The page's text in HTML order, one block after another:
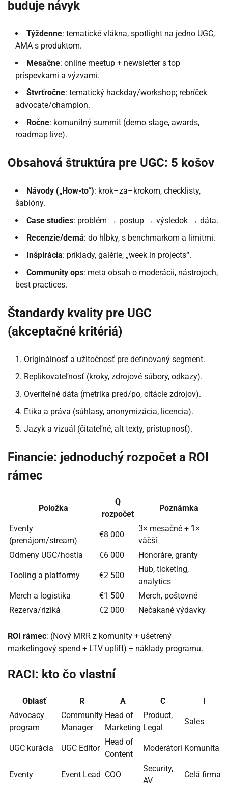
buduje návyk
Týždenne: tematické vlákna, spotlight na jedno UGC,
AMA s produktom.
Mesačne: online meetup + newsletter s top
príspevkami a výzvami.
Štvrťročne: tematický hackday/workshop; rebríček
advocate/champion.
Ročne: komunitný summit (demo stage, awards,
roadmap live).
Obsahová štruktúra pre UGC: 5 košov
Návody („How-to“): krok–za–krokom, checklisty,
šablóny.
Case studies: problém → postup → výsledok → dáta.
Recenzie/demá: do hĺbky, s benchmarkom a limitmi.
Inšpirácia: príklady, galérie, „week in projects“.
Community ops: meta obsah o moderácii, nástrojoch,
best practices.
Štandardy kvality pre UGC
(akceptačné kritériá)
Originálnosť a užitočnosť pre definovaný segment.
Replikovateľnosť (kroky, zdrojové súbory, odkazy).
Overiteľné dáta (metrika pred/po, citácie zdrojov).
Etika a práva (súhlasy, anonymizácia, licencia).
Jazyk a vizuál (čitateľné, alt texty, prístupnosť).
Financie: jednoduchý rozpočet a ROI
rámec
Položka
Q
rozpočet
Poznámka
Eventy
(prenájom/stream)
€8 000
3× mesačné + 1×
väčší
Odmeny UGC/hostia
€6 000 Honoráre, granty
Tooling a platformy €2 500
Hub, ticketing,
analytics
Merch a logistika
€1 500
Merch, poštovné
Rezerva/riziká
€2 000 Nečakané výdavky
ROI rámec: (Nový MRR z komunity + ušetrený
marketingový spend + LTV uplift) ÷ náklady programu.
RACI: kto čo vlastní
Oblasť R A C
Advocacy
program
Community
Manager
Head of
Marketing
Product,
Legal
Sales
UGC kurácia UGC Editor
Head of
Content
Moderátori Komunita
Eventy Event Lead COO
Security,
AV
Celá firma